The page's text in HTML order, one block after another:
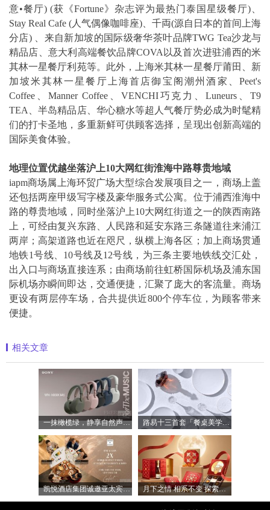
意•餐厅) (获《Fortune》杂志评为最热门泰国星级餐厅)、
Stay Real Cafe (人气偶像咖啡座)、千両(源自日本的首间上海
分店) 、来自新加坡的国际级奢华茶叶品牌TWG Tea沙龙与
精品店、意大利高端餐饮品牌COVA以及首次进驻浦西的米
其林一星餐厅利苑等。此外，上海米其林一星餐厅莆田、新
加坡米其林一星餐厅上海首店御宝阁潮州酒家、Peet's
Coffee、Manner Coffee、VENCHI巧克力、Luneurs、T9
TEA、半岛精品店、华心糖水等超人气餐厅势必成为时髦精
们的打卡圣地，多重新鲜可供顾客选择，呈现出创新高端的
国际美食体验。
地理位置优越坐落沪上10大网红街淮海中路尊贵地域
iapm商场属上海环贸广场大型综合发展项目之一，商场上盖
还包括两座甲级写字楼及豪华服务式公寓。位于浦西淮海中
路的尊贵地域，同时坐落沪上10大网红街道之一的陕西南路
上，可经由复兴东路、人民路和延安东路三条隧道往来浦江
两岸；高架道路也近在咫尺，纵横上海各区；加上商场贯通
地铁1号线、10号线及12号线，为三条主要地铁线交汇处，
出入口与商场直接连系；由商场前往虹桥国际机场及浦东国
际机场亦瞬间即达，交通便捷，汇聚了庞大的客流量。商场
更设有两层停车场，合共提供近800个停车位，为顾客带来
便捷。
相关文章
一抹橄榄绿，静享自然声 索尼WH-1000XM6橄 路易十三首套「餐桌美学」系列正式揭晓
凯悦酒店集团诚邀亚太宾客共享日常餐饮 月下之情 相系不变 探索半岛精品店 202